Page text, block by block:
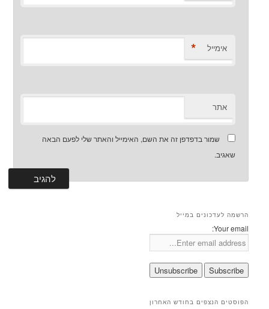
אימייל *
אתר
שמור בדפדפן זה את השם, האימייל והאתר שלי לפעם הבאה
שאגיב.
הרשמה לעדכונים במייל
Your email:
הפוסטים הנצפים בחודש האחרון